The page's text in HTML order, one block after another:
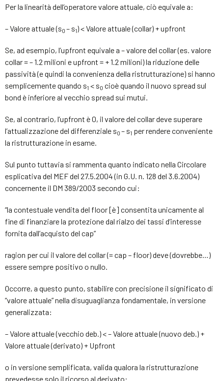
Per la linearità dell’operatore valore attuale, ciò equivale a:
– Valore attuale (s0 – s1) < Valore attuale (collar) + upfront
Se, ad esempio, l’upfront equivale a – valore del collar (es. valore
collar = – 1.2 milioni e upfront = + 1.2 milioni) la riduzione delle
passività (e quindi la convenienza della ristrutturazione) si hanno
semplicemente quando s1 < s0 cioè quando il nuovo spread sul
bond è inferiore al vecchio spread sui mutui.
Se, al contrario, l’upfront è 0, il valore del collar deve superare
l’attualizzazione del differenziale s0 – s1 per rendere conveniente
la ristrutturazione in esame.
Sul punto tuttavia si rammenta quanto indicato nella Circolare
esplicativa del MEF del 27.5.2004 (in G.U. n. 128 del 3.6.2004)
concernente il DM 389/2003 secondo cui:
“la contestuale vendita del floor [è] consentita unicamente al
fine di finanziare la protezione dal rialzo dei tassi d’interesse
fornita dall’acquisto del cap”
ragion per cui il valore del collar (= cap – floor) deve (dovrebbe…)
essere sempre positivo o nullo.
Occorre, a questo punto, stabilire con precisione il significato di
“valore attuale” nella disuguaglianza fondamentale, in versione
generalizzata:
– Valore attuale (vecchio deb.) < – Valore attuale (nuovo deb.) +
Valore attuale (derivato) + Upfront
o in versione semplificata, valida qualora la ristrutturazione
prevedesse solo il ricorso al derivato: